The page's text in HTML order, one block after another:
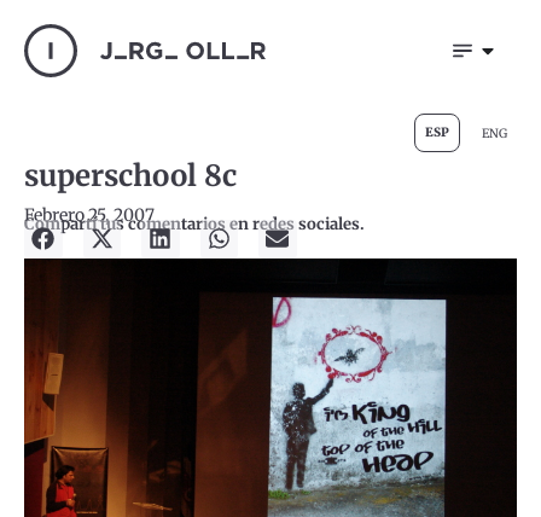
ESP ENG
superschool 8c
Febrero 25, 2007
Compartí tus comentarios en redes sociales.